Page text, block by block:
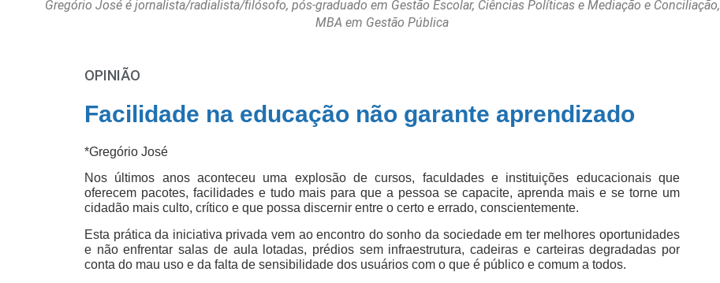
Gregório José é jornalista/radialista/filósofo, pós-graduado em Gestão Escolar, Ciências Políticas e Mediação e Conciliação,
MBA em Gestão Pública
OPINIÃO
Facilidade na educação não garante aprendizado
*Gregório José
Nos últimos anos aconteceu uma explosão de cursos, faculdades e instituições educacionais que
oferecem pacotes, facilidades e tudo mais para que a pessoa se capacite, aprenda mais e se torne um
cidadão mais culto, crítico e que possa discernir entre o certo e errado, conscientemente.
Esta prática da iniciativa privada vem ao encontro do sonho da sociedade em ter melhores oportunidades
e não enfrentar salas de aula lotadas, prédios sem infraestrutura, cadeiras e carteiras degradadas por
conta do mau uso e da falta de sensibilidade dos usuários com o que é público e comum a todos.